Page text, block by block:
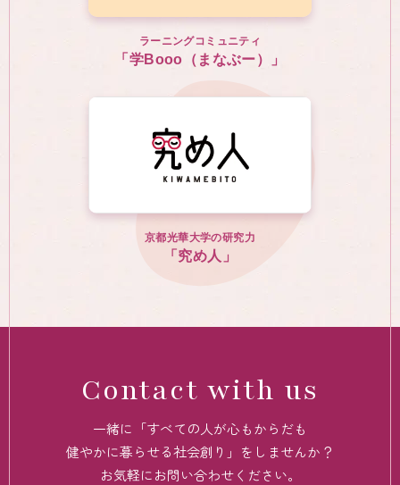
ラーニングコミュニティ
「学Booo（まなぶー）」
京都光華大学の研究力
「究め人」
Contact with us
一緒に「すべての人が心もからだも
健やかに暮らせる社会創り」をしませんか？
お気軽にお問い合わせください。